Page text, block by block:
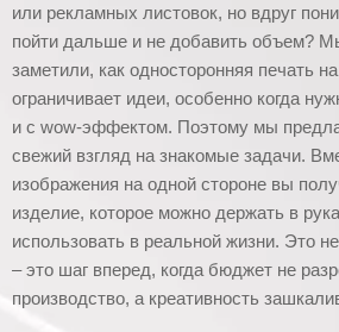
или рекламных листовок, но вдруг
пойти дальше и не добавить объем?
заметили, как односторонняя печать
ограничивает идеи, особенно когда
и с wow-эффектом. Поэтому мы
свежий взгляд на знакомые задачи.
изображения на одной стороне вы
изделие, которое можно держать в
использовать в реальной жизни. Это
– это шаг вперед, когда бюджет не
производство, а креативность